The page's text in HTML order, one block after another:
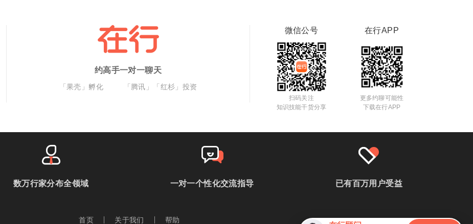
约高手一对一聊天
「果壳」孵化 「腾讯」「红杉」投资
微信公号
扫码关注
知识技能干货分享
在行APP
更多约聊可能性
下载在行APP
数万行家分布全领域 一对一个性化交流指导 已有百万用户受益
首页 关于我们 帮助